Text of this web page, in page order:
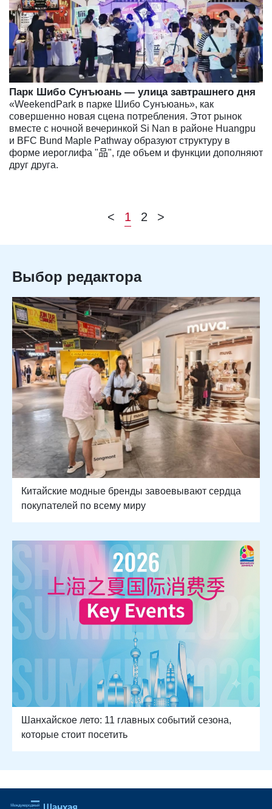
Парк Шибо Сунъюань — улица завтрашнего дня
«WeekendPark в парке Шибо Сунъюань», как
совершенно новая сцена потребления. Этот рынок
вместе с ночной вечеринкой Si Nan в районе Huangpu
и BFC Bund Maple Pathway образуют структуру в
форме иероглифа "品", где объем и функции дополняют
друг друга.
< 1 2 >
Выбор редактора
Китайские модные бренды завоевывают сердца
покупателей по всему миру
Шанхайское лето: 11 главных событий сезона,
которые стоит посетить